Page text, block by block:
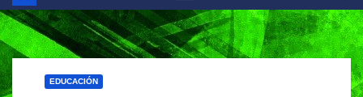
EDUCACIÓN